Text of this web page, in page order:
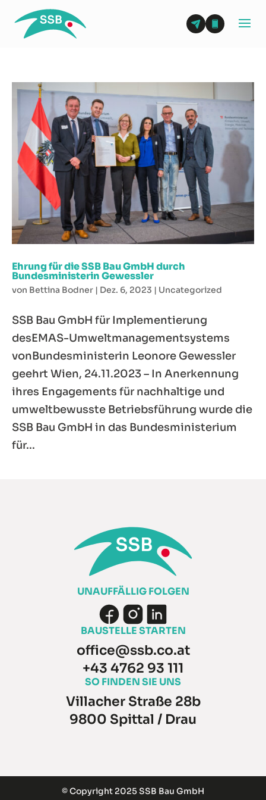
Ehrung für die SSB Bau GmbH durch
Bundesministerin Gewessler
von Bettina Bodner | Dez. 6, 2023 | Uncategorized
SSB Bau GmbH für Implementierung
desEMAS-Umweltmanagementsystems
vonBundesministerin Leonore Gewessler
geehrt Wien, 24.11.2023 – In Anerkennung
ihres Engagements für nachhaltige und
umweltbewusste Betriebsführung wurde die
SSB Bau GmbH in das Bundesministerium
für...
BAUSTELLE STARTEN
office@ssb.co.at
+43 4762 93 111
SO FINDEN SIE UNS
Villacher Straße 28b
9800 Spittal / Drau
UNAUFFÄLLIG FOLGEN
© Copyright 2025 SSB Bau GmbH